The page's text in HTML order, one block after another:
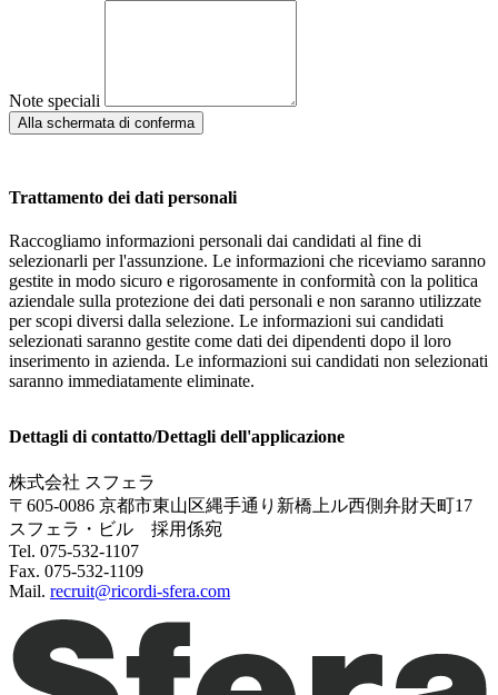
Note speciali
Alla schermata di conferma
Trattamento dei dati personali
Raccogliamo informazioni personali dai candidati al fine di
selezionarli per l'assunzione. Le informazioni che riceviamo saranno
gestite in modo sicuro e rigorosamente in conformità con la politica
aziendale sulla protezione dei dati personali e non saranno utilizzate
per scopi diversi dalla selezione. Le informazioni sui candidati
selezionati saranno gestite come dati dei dipendenti dopo il loro
inserimento in azienda. Le informazioni sui candidati non selezionati
saranno immediatamente eliminate.
Dettagli di contatto/Dettagli dell'applicazione
株式会社 スフェラ
〒605-0086 京都市東山区縄手通り新橋上ル西側弁財天町17
スフェラ・ビル 採用係宛
Tel. 075-532-1107
Fax. 075-532-1109
Mail. recruit@ricordi-sfera.com